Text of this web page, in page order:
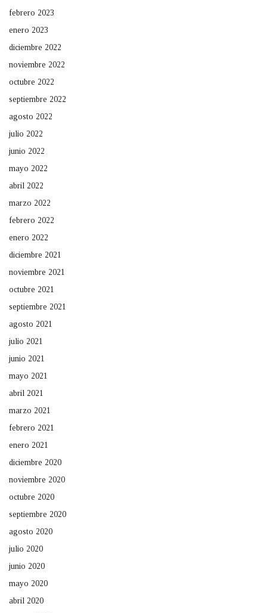
febrero 2023
enero 2023
diciembre 2022
noviembre 2022
octubre 2022
septiembre 2022
agosto 2022
julio 2022
junio 2022
mayo 2022
abril 2022
marzo 2022
febrero 2022
enero 2022
diciembre 2021
noviembre 2021
octubre 2021
septiembre 2021
agosto 2021
julio 2021
junio 2021
mayo 2021
abril 2021
marzo 2021
febrero 2021
enero 2021
diciembre 2020
noviembre 2020
octubre 2020
septiembre 2020
agosto 2020
julio 2020
junio 2020
mayo 2020
abril 2020